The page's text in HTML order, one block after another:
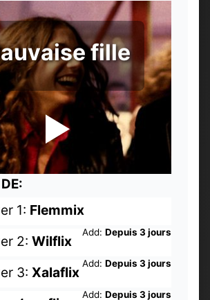
fille
1: Flemmix
Add: Depuis 3 jours
2: Wilflix
Add: Depuis 3 jours
3: Xalaflix
Add: Depuis 3 jours